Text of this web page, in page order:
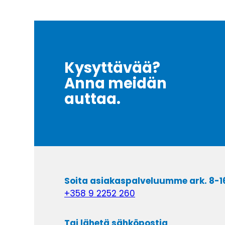
Kysyttävää?
Anna meidän
auttaa.
Soita asiakaspalveluumme ark. 8-
+358 9 2252 260